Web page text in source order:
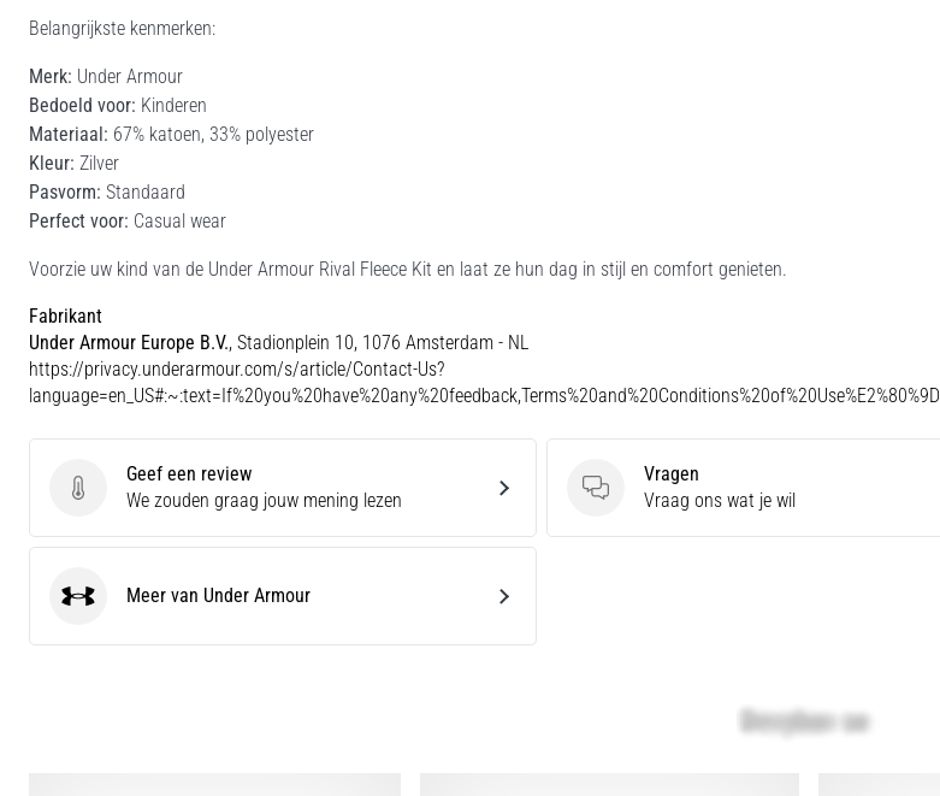
Belangrijkste kenmerken:
Merk: Under Armour
Bedoeld voor: Kinderen
Materiaal: 67% katoen, 33% polyester
Kleur: Zilver
Pasvorm: Standaard
Perfect voor: Casual wear
Voorzie uw kind van de Under Armour Rival Fleece Kit en laat ze hun dag in stijl en comfort genieten.
Fabrikant
Under Armour Europe B.V., Stadionplein 10, 1076 Amsterdam - NL
https://privacy.underarmour.com/s/article/Contact-Us?
language=en_US#:~:text=If%20you%20have%20any%20feedback,Terms%20and%20Conditions%20of%20Use%E2%80%9D
Geef een review
Geef een review
We zouden graag jouw mening lezen
Vragen
Vragen
Vraag ons wat je wil
Under ArmourMeer van Under Armour